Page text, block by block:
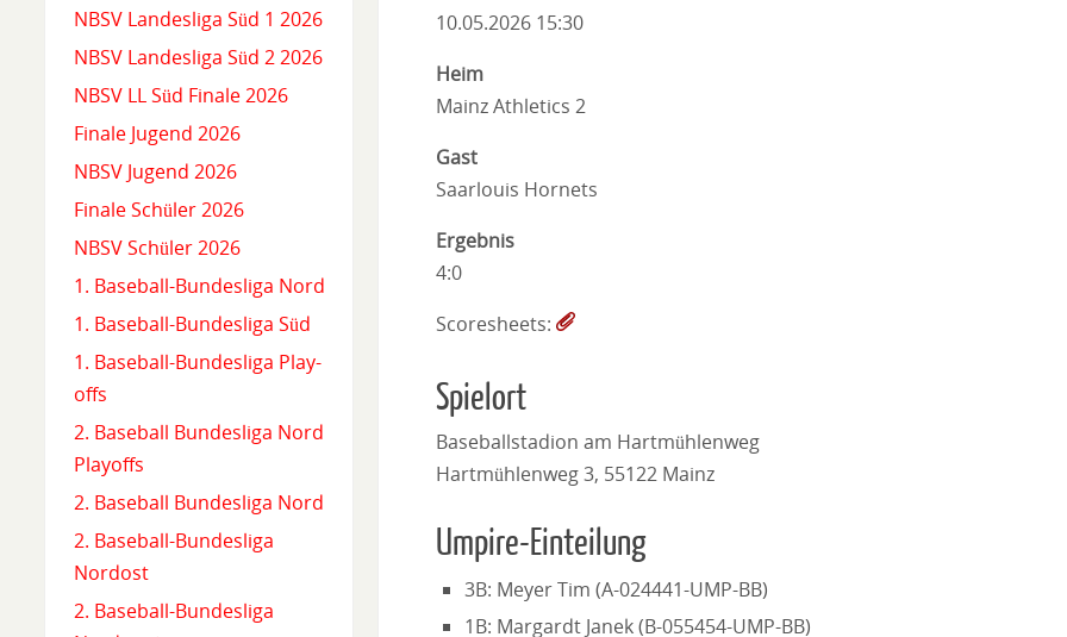
10.05.2026 15:30
Heim
Mainz Athletics 2
Gast
Saarlouis Hornets
Ergebnis
4:0
Scoresheets:
Spielort
Baseballstadion am Hartmühlenweg
Hartmühlenweg 3, 55122 Mainz
Umpire-Einteilung
3B: Meyer Tim (A-024441-UMP-BB)
1B: Margardt Janek (B-055454-UMP-BB)
NBSV Landesliga Süd 1 2026
NBSV Landesliga Süd 2 2026
NBSV LL Süd Finale 2026
Finale Jugend 2026
NBSV Jugend 2026
Finale Schüler 2026
NBSV Schüler 2026
1. Baseball-Bundesliga Nord
1. Baseball-Bundesliga Süd
1. Baseball-Bundesliga Play-
offs
2. Baseball Bundesliga Nord
Playoffs
2. Baseball Bundesliga Nord
2. Baseball-Bundesliga
Nordost
2. Baseball-Bundesliga